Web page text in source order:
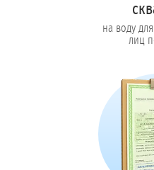
на воду
лиц